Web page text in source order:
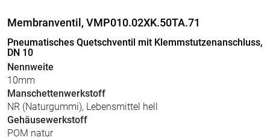
Membranventil, VMP010.02XK.50TA.71
Pneumatisches Quetschventil mit Klemmstutzenanschluss,
DN 10
Nennweite
10mm
Manschettenwerkstoff
NR (Naturgummi), Lebensmittel hell
Gehäusewerkstoff
POM natur